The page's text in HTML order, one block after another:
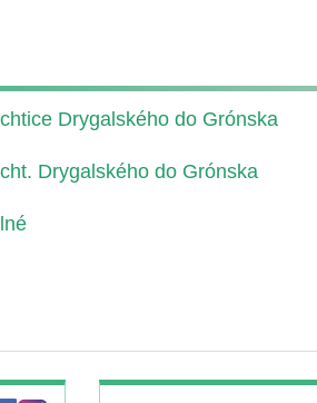
Drygalského do Grónska
Drygalského do Grónska